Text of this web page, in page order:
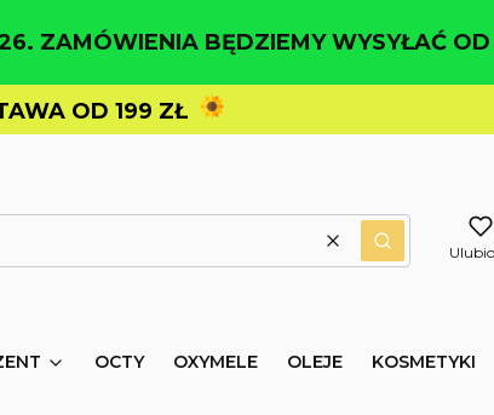
ZAMÓWIENIA BĘDZIEMY WYSYŁAĆ
OD 199 ZŁ
WyczyśćSzukaj
OCTY OXYMELE OLEJE KOSMETYKI